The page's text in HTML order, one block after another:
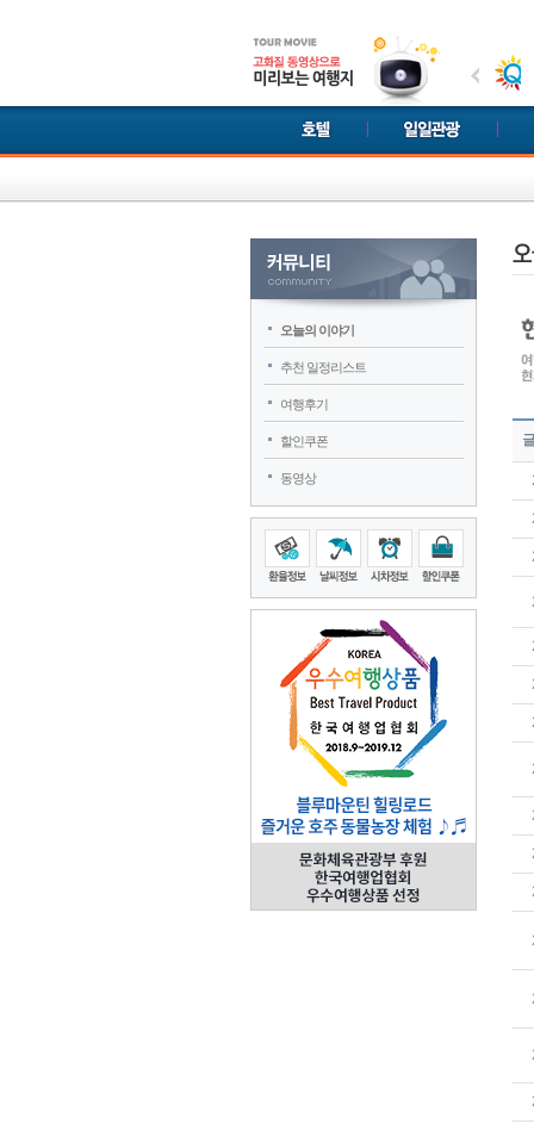
오늘의 이야기
추천 일정리스트
여행후기
할인쿠폰
동영상